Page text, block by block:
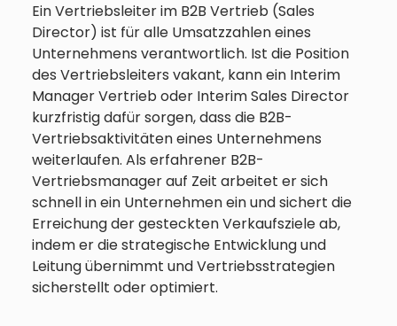
Ein Vertriebsleiter im B2B Vertrieb (Sales
Director) ist für alle Umsatzzahlen eines
Unternehmens verantwortlich. Ist die Position
des Vertriebsleiters vakant, kann ein Interim
Manager Vertrieb oder Interim Sales Director
kurzfristig dafür sorgen, dass die B2B-
Vertriebsaktivitäten eines Unternehmens
weiterlaufen. Als erfahrener B2B-
Vertriebsmanager auf Zeit arbeitet er sich
schnell in ein Unternehmen ein und sichert die
Erreichung der gesteckten Verkaufsziele ab,
indem er die strategische Entwicklung und
Leitung übernimmt und Vertriebsstrategien
sicherstellt oder optimiert.